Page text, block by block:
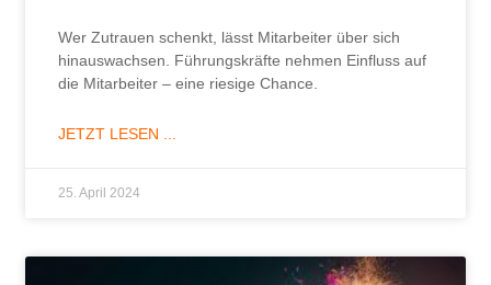
Wer Zutrauen schenkt, lässt Mitarbeiter über sich
hinauswachsen. Führungskräfte nehmen Einfluss auf
die Mitarbeiter – eine riesige Chance.
JETZT LESEN ...
25. April 2024